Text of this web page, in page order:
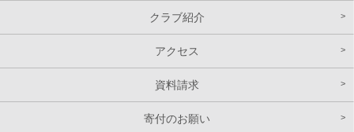
クラブ紹介
アクセス
資料請求
寄付のお願い